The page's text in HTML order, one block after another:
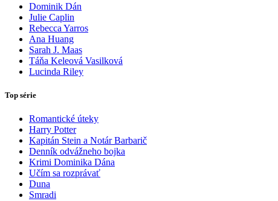
Dominik Dán
Julie Caplin
Rebecca Yarros
Ana Huang
Sarah J. Maas
Táňa Keleová Vasilková
Lucinda Riley
Top série
Romantické úteky
Harry Potter
Kapitán Stein a Notár Barbarič
Denník odvážneho bojka
Krimi Dominika Dána
Učím sa rozprávať
Duna
Smradi